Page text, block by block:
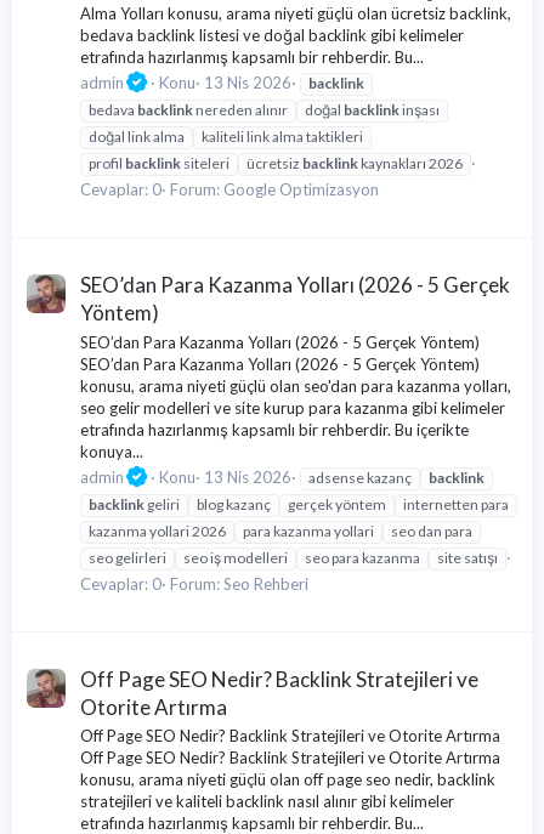
Alma Yolları konusu, arama niyeti güçlü olan ücretsiz backlink,
bedava backlink listesi ve doğal backlink gibi kelimeler
etrafında hazırlanmış kapsamlı bir rehberdir. Bu...
admin
Konu 13 Nis 2026
backlink
bedava backlinknereden alınır doğal backlinkinşası
doğal link alma
kaliteli link alma taktikleri
profil backlink siteleri ücretsiz backlinkkaynakları 2026
Cevaplar: 0 Forum: Google Optimizasyon
SEO’dan Para Kazanma Yolları (2026 - 5 Gerçek
Yöntem)
SEO’dan Para Kazanma Yolları (2026 - 5 Gerçek Yöntem)
SEO’dan Para Kazanma Yolları (2026 - 5 Gerçek Yöntem)
konusu, arama niyeti güçlü olan seo'dan para kazanma yolları,
seo gelir modelleri ve site kurup para kazanma gibi kelimeler
etrafında hazırlanmış kapsamlı bir rehberdir. Bu içerikte
konuya...
admin
Konu 13 Nis 2026 adsense kazanç
backlink
backlink geliri blog kazanç gerçek yöntem
internetten para
kazanma yollari 2026
para kazanma yollari
seo dan para
seo gelirleri
seo iş modelleri seo para kazanma site satışı
Cevaplar: 0 Forum:Seo Rehberi
Off Page SEO Nedir? Backlink Stratejileri ve
Otorite Artırma
Off Page SEO Nedir? Backlink Stratejileri ve Otorite Artırma
Off Page SEO Nedir? Backlink Stratejileri ve Otorite Artırma
konusu, arama niyeti güçlü olan off page seo nedir, backlink
stratejileri ve kaliteli backlink nasıl alınır gibi kelimeler
etrafında hazırlanmış kapsamlı bir rehberdir. Bu...